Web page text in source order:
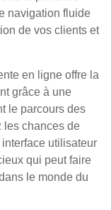
navigation fluide
de vos clients et
en ligne offre la
grâce à une
le parcours des
les chances de
utilisateur
qui peut faire
le monde du